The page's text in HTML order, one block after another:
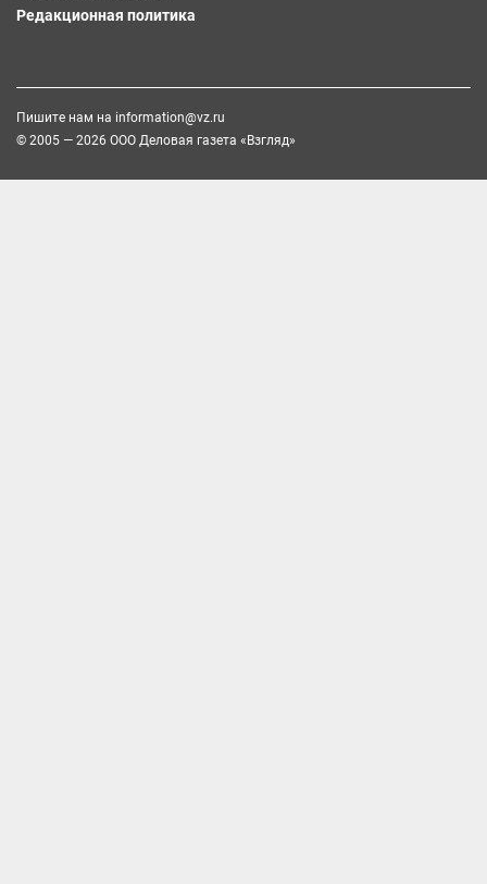
Редакционная политика
Пишите нам на information@vz.ru
© 2005 — 2026 ООО Деловая газета «Взгляд»